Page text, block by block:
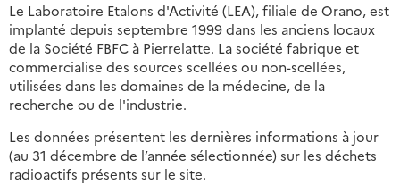
Le Laboratoire Etalons d'Activité (LEA), filiale de Orano, est
implanté depuis septembre 1999 dans les anciens locaux
de la Société FBFC à Pierrelatte. La société fabrique et
commercialise des sources scellées ou non-scellées,
utilisées dans les domaines de la médecine, de la
recherche ou de l'industrie.
Les données présentent les dernières informations à jour
(au 31 décembre de l’année sélectionnée) sur les déchets
radioactifs présents sur le site.